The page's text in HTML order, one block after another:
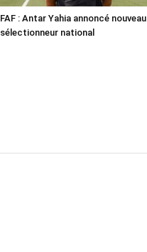
FAF : Antar Yahia annoncé nouveau
sélectionneur national